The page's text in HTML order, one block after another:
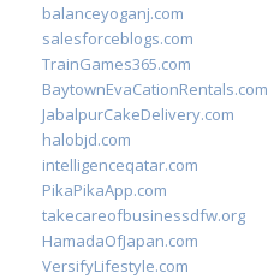
balanceyoganj.com
salesforceblogs.com
TrainGames365.com
BaytownEvaCationRentals.com
JabalpurCakeDelivery.com
halobjd.com
intelligenceqatar.com
PikaPikaApp.com
takecareofbusinessdfw.org
HamadaOfJapan.com
VersifyLifestyle.com